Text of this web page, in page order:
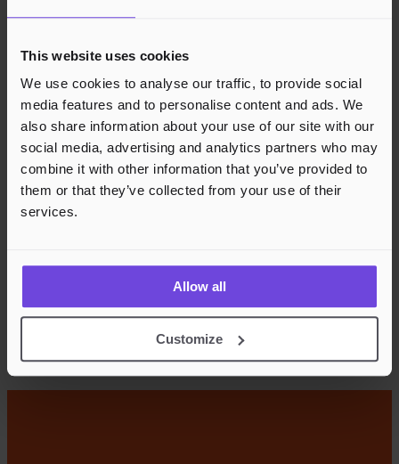
This website uses cookies
We use cookies to analyse our traffic, to provide social
media features and to personalise content and ads. We
also share information about your use of our site with our
social media, advertising and analytics partners who may
combine it with other information that you’ve provided to
them or that they’ve collected from your use of their
services.
Allow all
Customize